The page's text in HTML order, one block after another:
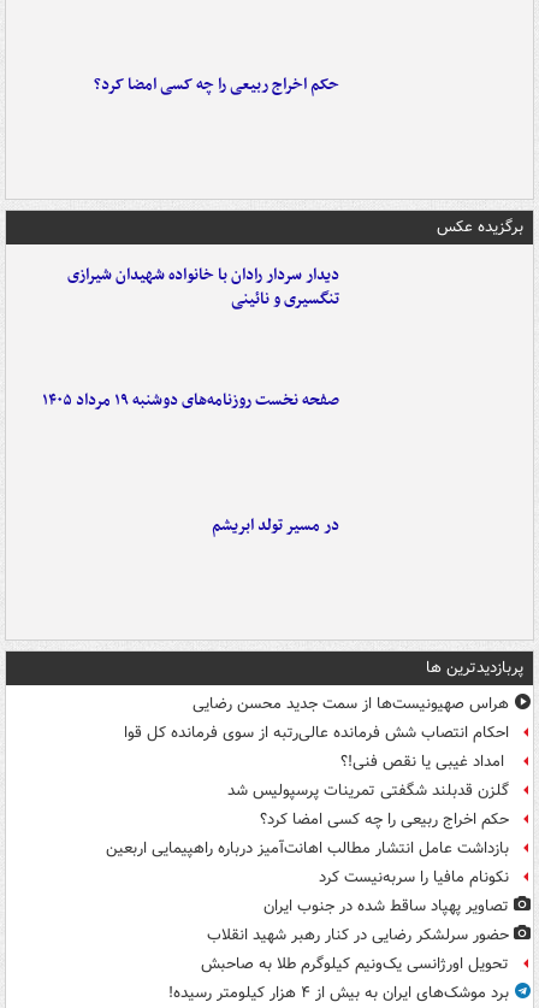
حکم اخراج ربیعی را چه کسی امضا کرد؟
برگزیده عکس
دیدار سردار رادان با خانواده‌ شهیدان شیرازی
تنگسیری و نائینی
صفحه نخست روزنامه‌های دوشنبه ۱۹ مرداد ۱۴۰۵
در مسیر تولد ابریشم
پربازدیدترین ها
هراس صهیونیست‌ها از سمت جدید محسن رضایی
احکام انتصاب شش فرمانده عالی‌رتبه از سوی فرمانده کل قوا
امداد غیبی یا نقص فنی!؟
گلزن قدبلند شگفتی تمرینات پرسپولیس شد
حکم اخراج ربیعی را چه کسی امضا کرد؟
بازداشت عامل انتشار مطالب اهانت‌آمیز درباره راهپیمایی اربعین
نکونام مافیا را سربه‌نیست کرد
تصاویر پهپاد ساقط شده در جنوب ایران
حضور سرلشکر رضایی در کنار رهبر شهید انقلاب
تحویل اورژانسی یک‌ونیم کیلوگرم طلا به صاحبش
برد موشک‌های ایران به بیش از ۴ هزار کیلومتر رسیده!